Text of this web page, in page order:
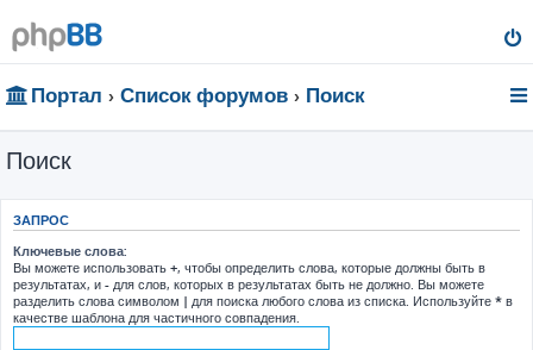
Портал Список форумов Поиск
Поиск
ЗАПРОС
Ключевые слова:
Вы можете использовать +, чтобы определить слова, которые должны быть в
результатах, и - для слов, которых в результатах быть не должно. Вы можете
разделить слова символом | для поиска любого слова из списка. Используйте * в
качестве шаблона для частичного совпадения.